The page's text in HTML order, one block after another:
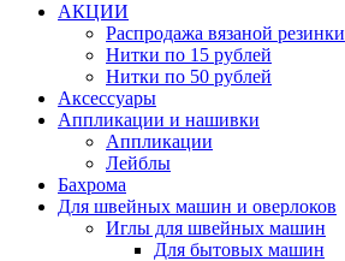
АКЦИИ
Распродажа вязаной резинки
Нитки по 15 рублей
Нитки по 50 рублей
Аксессуары
Аппликации и нашивки
Аппликации
Лейблы
Бахрома
Для швейных машин и оверлоков
Иглы для швейных машин
Для бытовых машин